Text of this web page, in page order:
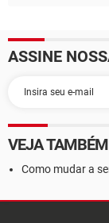
ASSINE
VEJA TAMBÉM
Como mudar a